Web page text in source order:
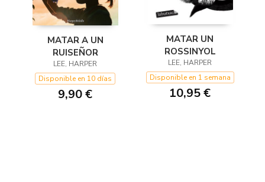
MATAR A UN
RUISEÑOR
LEE, HARPER
Disponible en 10 días
9,90 €
MATAR UN
ROSSINYOL
LEE, HARPER
Disponible en 1 semana
10,95 €